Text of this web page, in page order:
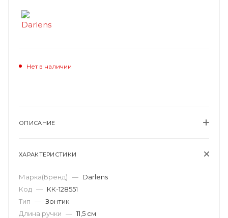
Нет в наличии
ОПИСАНИЕ
ХАРАКТЕРИСТИКИ
Марка(Бренд) — Darlens
Код — КК-128551
Тип — Зонтик
Длина ручки — 11,5 см